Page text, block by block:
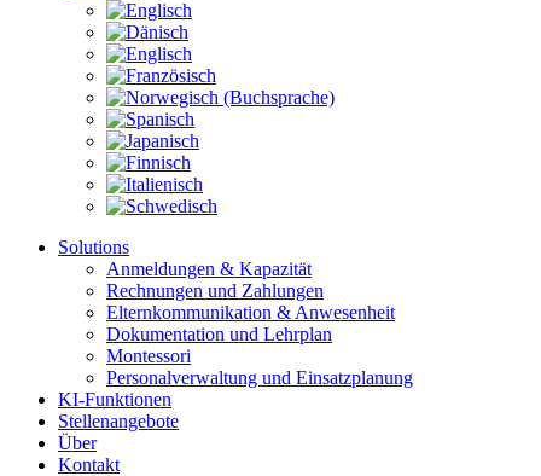
Solutions
Anmeldungen & Kapazität
Rechnungen und Zahlungen
Elternkommunikation & Anwesenheit
Dokumentation und Lehrplan
Montessori
Personalverwaltung und Einsatzplanung
KI-Funktionen
Stellenangebote
Über
Kontakt